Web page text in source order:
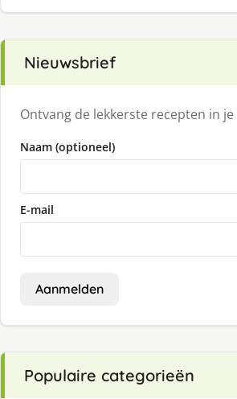
Nieuwsbrief
Ontvang de lekkerste recepten in
Naam (optioneel)
E-mail
Aanmelden
Populaire categorieën